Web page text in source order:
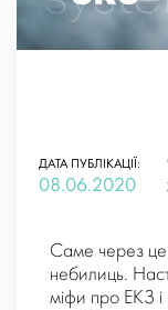
ДАТА ПУБЛІКАЦІЇ:
08.06.2020
Саме через це
небилиць.
міфи про ЕКЗ і